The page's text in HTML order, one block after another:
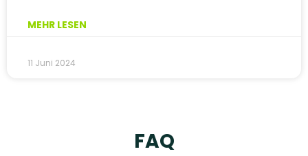
MEHR LESEN
11 Juni 2024
FAQ